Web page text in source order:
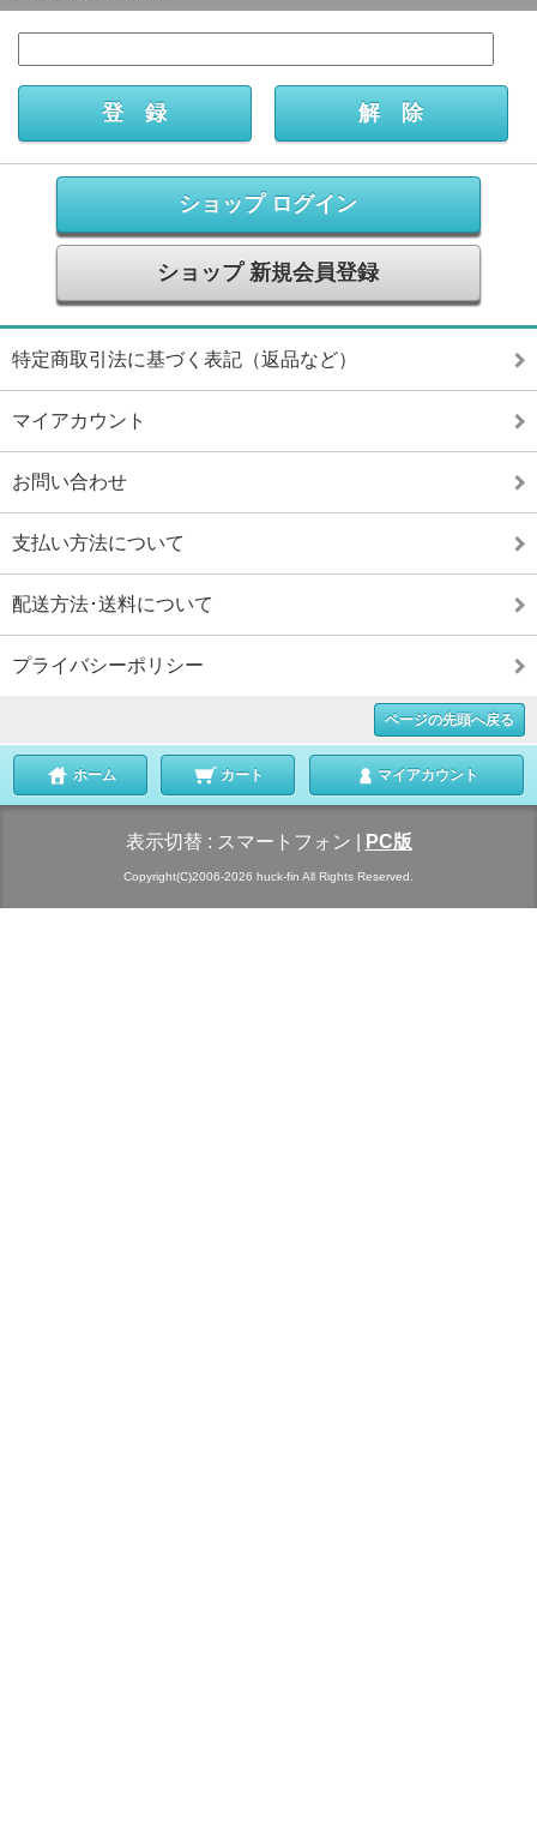
ショップ ログイン
ショップ 新規会員登録
特定商取引法に基づく表記（返品など）
マイアカウント
お問い合わせ
支払い方法について
配送方法･送料について
プライバシーポリシー
ページの先頭へ戻る
ホーム カート マイアカウント
表示切替 : スマートフォン PC版
Copyright(C)2006-2026 huck-fin All Rights Reserved.